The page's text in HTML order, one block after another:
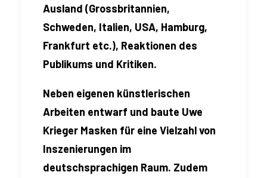
Ausland (Grossbritannien,
Schweden, Italien, USA, Hamburg,
Frankfurt etc.), Reaktionen des
Publikums und Kritiken.
Neben eigenen künstlerischen
Arbeiten entwarf und baute Uwe
Krieger Masken für eine Vielzahl von
Inszenierungen im
deutschsprachigen Raum. Zudem